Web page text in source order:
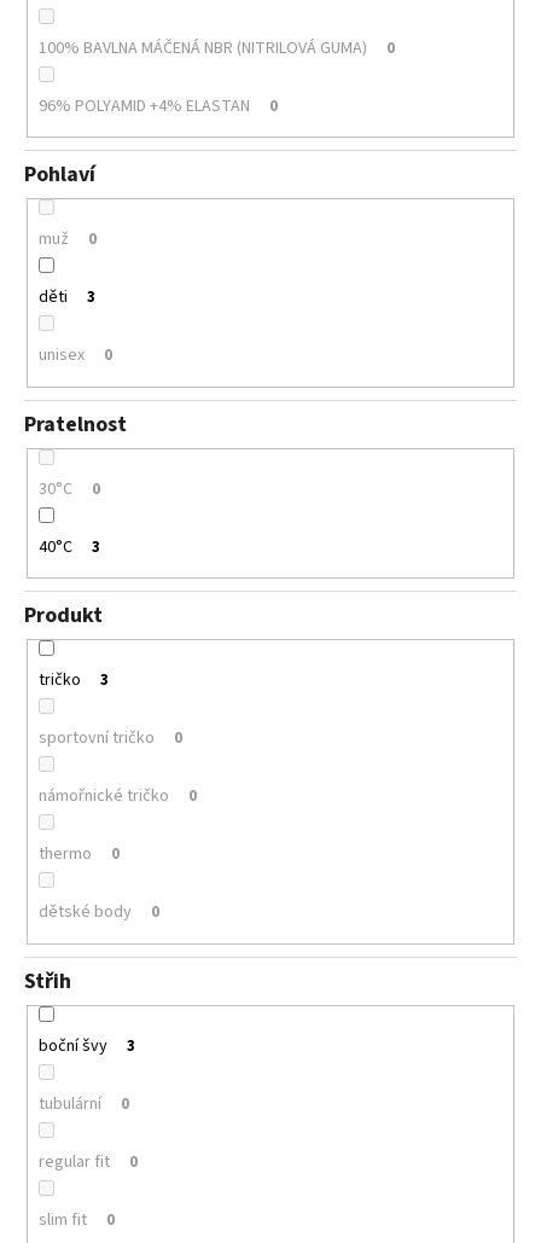
100% BAVLNA MÁČENÁ NBR (NITRILOVÁ GUMA) 0
96% POLYAMID +4% ELASTAN 0
Pohlaví
muž 0
děti 3
unisex 0
Pratelnost
30°C 0
40°C 3
Produkt
tričko 3
sportovní tričko 0
námořnické tričko 0
thermo 0
dětské body 0
Střih
boční švy 3
tubulární 0
regular fit 0
slim fit 0